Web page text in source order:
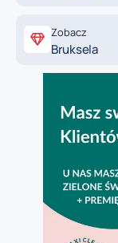
Zobacz
Bruksela